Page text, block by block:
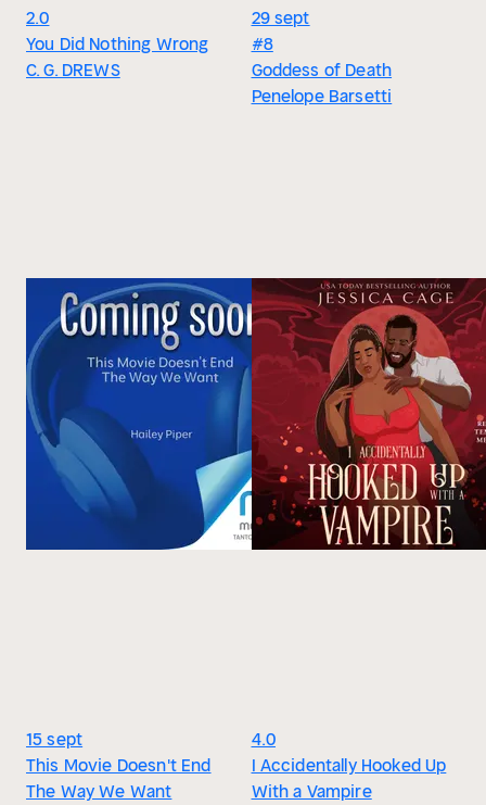
2.0
You Did Nothing Wrong
C. G. DREWS
29 sept
#8
Goddess of Death
Penelope Barsetti
15 sept
This Movie Doesn't End
The Way We Want
4.0
I Accidentally Hooked Up
With a Vampire